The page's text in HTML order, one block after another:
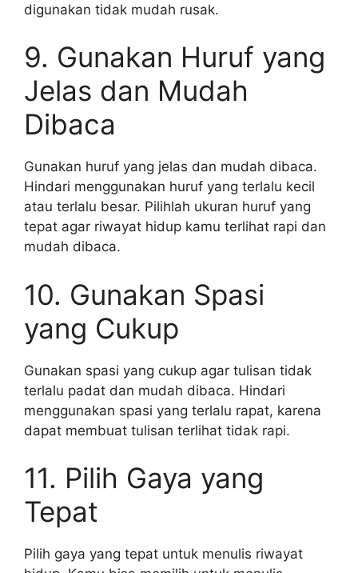
digunakan tidak mudah rusak.
9. Gunakan Huruf yang
Jelas dan Mudah
Dibaca
Gunakan huruf yang jelas dan mudah dibaca.
Hindari menggunakan huruf yang terlalu kecil
atau terlalu besar. Pilihlah ukuran huruf yang
tepat agar riwayat hidup kamu terlihat rapi dan
mudah dibaca.
10. Gunakan Spasi
yang Cukup
Gunakan spasi yang cukup agar tulisan tidak
terlalu padat dan mudah dibaca. Hindari
menggunakan spasi yang terlalu rapat, karena
dapat membuat tulisan terlihat tidak rapi.
11. Pilih Gaya yang
Tepat
Pilih gaya yang tepat untuk menulis riwayat